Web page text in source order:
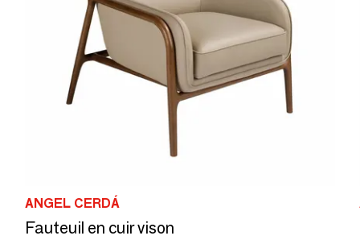
ANGEL CERDÁ
Fauteuil en cuir vison